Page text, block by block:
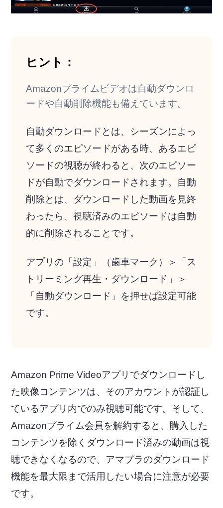
ヒント：
Amazonプライムビデオは自動ダウンロ
ードや自動削除機能も備えています。
自動ダウンロードとは、シーズンによっ
て多くのエピソードがある時、あるエピ
ソードの視聴が終わると、次のエピソー
ドが自動でダウンロードされます。自動
削除とは、ダウンロードした動画を見終
わったら、視聴済みのエピソードは自動
的に削除されることです。
アプリの「設定」（歯車マーク）＞「ス
トリーミング再生・ダウンロード」＞
「自動ダウンロード」を押せば設定可能
です。
Amazon Prime Videoアプリでダウンロードし
た映像コンテンツは、そのアカウントが認証し
ているアプリ内でのみ視聴可能です。そして、
Amazonプライム会員を解約すると、購入した
コンテンツを除くダウンロード済みの動画は視
聴できなくなるので、アマプラのダウンロード
機能を最大限まで活用したい場合に注意が必要
です。